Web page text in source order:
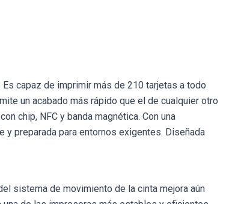
capaz de imprimir más de 210 tarjetas a todo
un acabado más rápido que el de cualquier otro
chip, NFC y banda magnética. Con una
preparada para entornos exigentes. Diseñada
sistema de movimiento de la cinta mejora aún